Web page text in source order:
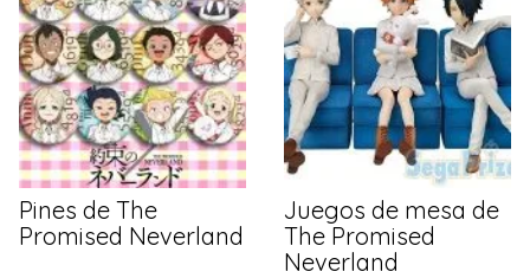
Pines de The
Promised Neverland
Juegos de mesa de
The Promised
Neverland